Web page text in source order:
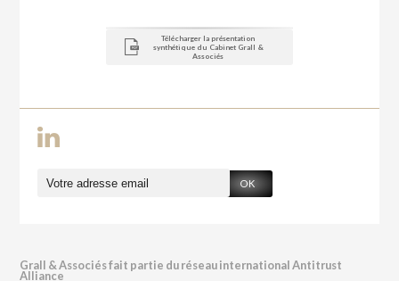
Télécharger la présentation
synthétique du Cabinet Grall &
Associés
OK
Grall & Associés fait partie du réseau international Antitrust
Alliance